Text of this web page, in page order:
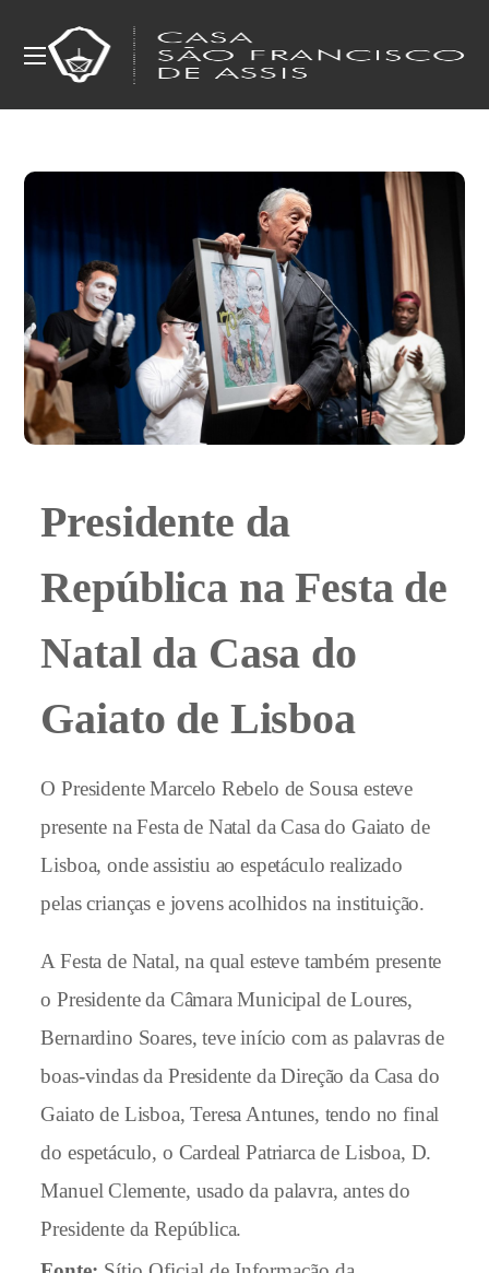
Presidente da
República na Festa de
Natal da Casa do
Gaiato de Lisboa
O Presidente Marcelo Rebelo de Sousa esteve
presente na Festa de Natal da Casa do Gaiato de
Lisboa, onde assistiu ao espetáculo realizado
pelas crianças e jovens acolhidos na instituição.
A Festa de Natal, na qual esteve também presente
o Presidente da Câmara Municipal de Loures,
Bernardino Soares, teve início com as palavras de
boas-vindas da Presidente da Direção da Casa do
Gaiato de Lisboa, Teresa Antunes, tendo no final
do espetáculo, o Cardeal Patriarca de Lisboa, D.
Manuel Clemente, usado da palavra, antes do
Presidente da República.